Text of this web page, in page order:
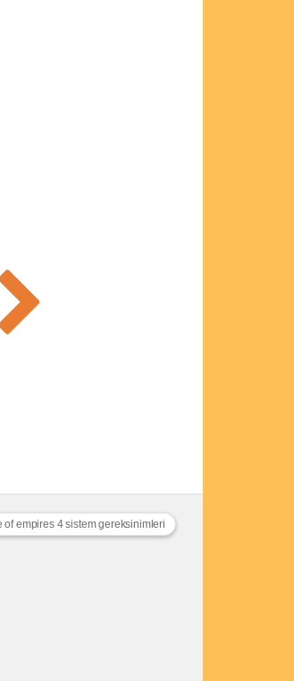
of empires 4 sistem gereksinimleri